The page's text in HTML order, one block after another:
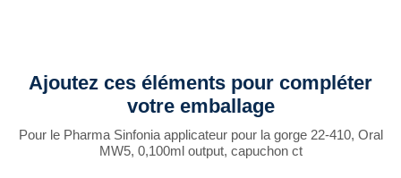
Ajoutez ces éléments pour compléter
votre emballage
Pour le Pharma Sinfonia applicateur pour la gorge 22-410, Oral
MW5, 0,100ml output, capuchon ct